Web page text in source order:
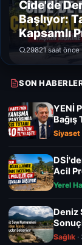
Cide'de
Başlıyor:
Kapsamlı
29821 saat önce
SON
YENİ
Bağış
Siyaset
Acil
Yerel
Deniz
Sağlık